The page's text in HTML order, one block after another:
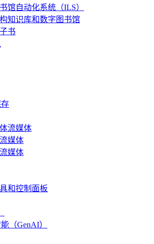
馆自动化系统（ILS）
知识库和数字图书馆
书
流媒体
媒体
媒体
和控制面板
（GenAI）